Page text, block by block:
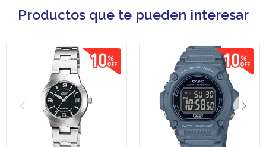
Productos que te pueden interesar